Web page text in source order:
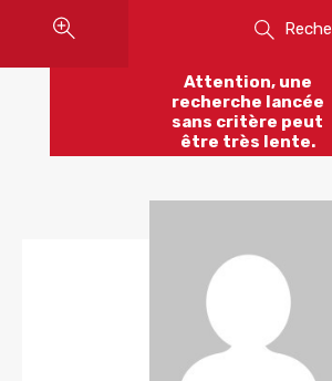
Attention, une
recherche lancée
sans critère peut
être très lente.